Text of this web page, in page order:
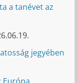
a tanévet az
jegyében